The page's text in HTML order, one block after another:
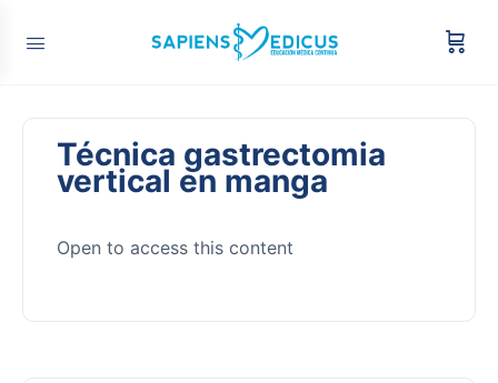
Técnica gastrectomia
vertical en manga
Open to access this content